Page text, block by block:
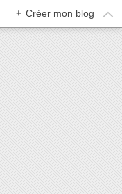
+ Créer mon blog